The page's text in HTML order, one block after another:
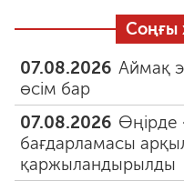
Соңғы
07.08.2026 Аймақ
өсім бар
07.08.2026 Өңірде
бағдарламасы
қаржыландырылды